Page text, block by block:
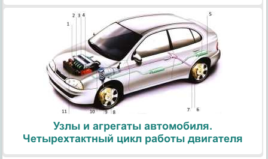
Узлы и агрегаты автомобиля.
Четырехтактный цикл работы двигателя